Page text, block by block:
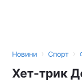
Новини › Спорт ›
Хет-трик